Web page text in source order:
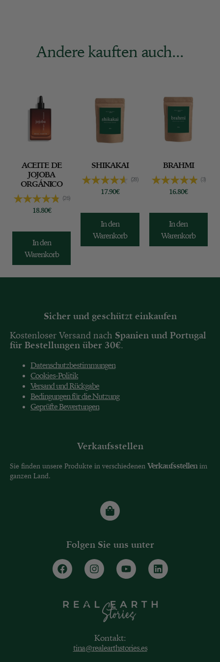
Andere kauften auch...
ACEITE DE
JOJOBA
ORGÁNICO
In den
Warenkorb
SHIKAKAI
In den
Warenkorb
BRAHMI
In den
Warenkorb
Kostenloser Versand nachSpanien und
Datenschutzbestimmungen
Cookies-Politik
Versand und Rückgabe
Bedingungen für die Nutzung
Sie finden unsere Produkte in verschiedenen
Kontakt: